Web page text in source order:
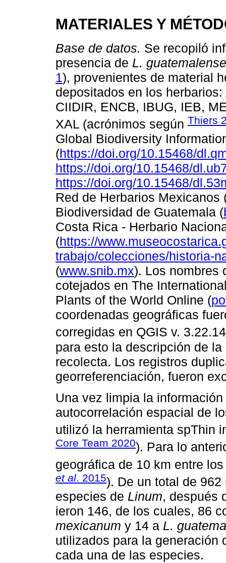
MATERIALES Y
Base de datos. Se recopiló
presencia de L.
1), provenientes de material
depositados en los
CIIDIR, ENCB, IBUG, IEB,
XAL (acrónimos según Thiers
Global Biodiversity
(https://doi.org/10.15468/
https://doi.org/10.15468/
https://doi.org/10.15468/
Red de Herbarios Mexicanos
Biodiversidad de Guatemala (
Costa Rica - Herbario
(https://
trabajo/colecciones/historia-
(www.snib.mx). Los nombres
cotejados en The
Plants of the World Online (
coordenadas geográficas
corregidas en QGIS v.
para esto la descripción de
recolecta. Los registros
georreferenciación, fueron
Una vez limpia la
autocorrelación espacial de
utilizó la herramienta spThin
Core Team 2020). Para lo
geográfica de 10 km entre
et al. 2015). De un total de
especies de Linum, después
ieron 146, de los cuales, 86
mexicanum y 14 a L.
utilizados para la generación
cada una de las especies.